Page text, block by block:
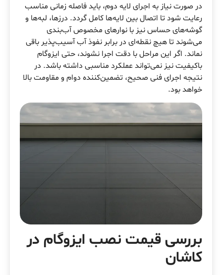
در صورت نیاز به اجرای لایه دوم، باید فاصله زمانی مناسب
رعایت شود تا اتصال بین لایه‌ها کامل گردد. درزها، لبه‌ها و
گوشه‌های حساس نیز با نوارهای مخصوص آب‌بندی
می‌شوند تا هیچ نقطه‌ای در برابر نفوذ آب آسیب‌پذیر باقی
نماند. اگر این مراحل با دقت اجرا نشوند، حتی ایزوگام
باکیفیت نیز نمی‌تواند عملکرد مناسبی داشته باشد. در
نتیجه اجرای فنی صحیح، تضمین‌کننده دوام و مقاومت بالا
خواهد بود.
بررسی قیمت نصب ایزوگام در
کاشان